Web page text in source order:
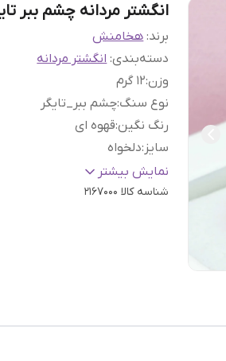
انگشتر مردانه چشم ببر تایگر
برند: هخامنش
دسته‌بندی:انگشتر مردانه
وزن:12 گرم
نوع سنگ:چشم ببر_تایگر
رنگ نگین:قهوه ای
سایز :دلخواه
عیار نقره:
925
نمایش بیشتر
شناسه کالا 2167000